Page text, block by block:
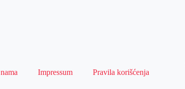
Impressum Pravila korišćenja